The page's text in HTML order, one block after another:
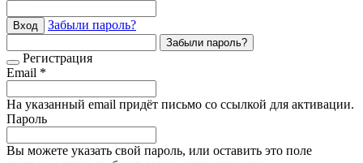
Вход Забыли пароль?
Забыли пароль?
Регистрация
Email *
На указанный email придёт письмо со ссылкой для активации.
Пароль
Вы можете указать свой пароль, или оставить это поле